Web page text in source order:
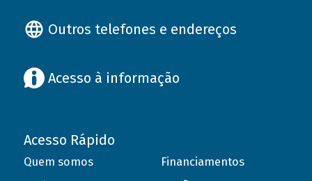
Outros telefones e endereços
Acesso à informação
Acesso Rápido
Quem somos
Financiamentos